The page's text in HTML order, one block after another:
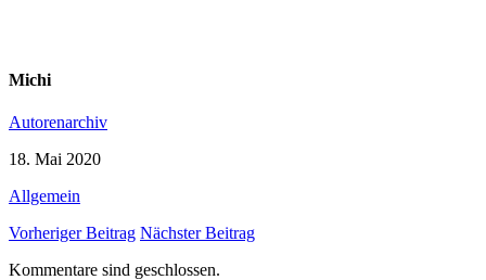
Michi
Autorenarchiv
18. Mai 2020
Allgemein
Vorheriger Beitrag Nächster Beitrag
Kommentare sind geschlossen.